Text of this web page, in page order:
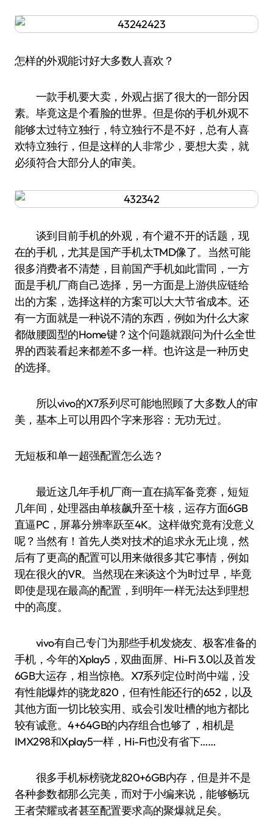
怎样的外观能讨好大多数人喜欢？
一款手机要大卖，外观占据了很大的一部分因
素。毕竟这是个看脸的世界。但是你的手机外观不
能够太过特立独行，特立独行不是不好，总有人喜
欢特立独行，但是这样的人非常少，要想大卖，就
必须符合大部分人的审美。
谈到目前手机的外观，有个避不开的话题，现
在的手机，尤其是国产手机太TMD像了。当然可能
很多消费者不清楚，目前国产手机如此雷同，一方
面是手机厂商自己选择，另一方面是上游供应链给
出的方案，选择这样的方案可以大大节省成本。还
有一方面就是一种说不清的东西，例如为什么大家
都做腰圆型的Home键？这个问题就跟问为什么全世
界的西装看起来都差不多一样。也许这是一种历史
的选择。
所以vivo的X7系列尽可能地照顾了大多数人的审
美，基本上可以用四个字来形容：无功无过。
无短板和单一超强配置怎么选？
最近这几年手机厂商一直在搞军备竞赛，短短
几年间，处理器由单核飙升至十核，运存方面6GB
直逼PC，屏幕分辨率跃至4K。这样做究竟有没意义
呢？当然有！首先人类对技术的追求永无止境，然
后有了更高的配置可以用来做很多其它事情，例如
现在很火的VR。当然现在来谈这个为时过早，毕竟
即使是现在最高的配置，到明年一样无法达到理想
中的高度。
vivo有自己专门为那些手机发烧友、极客准备的
手机，今年的Xplay5，双曲面屏、Hi-Fi 3.0以及首发
6GB大运存，相当惊艳。X7系列定位时尚中端，没
有性能爆炸的骁龙820，但有性能还行的652，以及
其他方面一切比较实用、或会引发吐槽的地方都比
较有诚意。4+64GB的内存组合也够了，相机是
IMX298和Xplay5一样，Hi-Fi也没有省下……
很多手机标榜骁龙820+6GB内存，但是并不是
各种参数都那么完美，而对于小编来说，能够畅玩
王者荣耀或者甚至配置要求高的聚爆就足矣。